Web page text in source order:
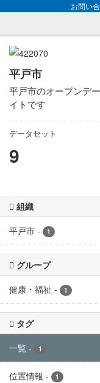
お問い
平戸市
平戸市のオープンデ
イトです
データセット
9
組織
平戸市 - 1
グループ
健康・福祉 - 1
タグ
一覧 - 1
位置情報 - 1